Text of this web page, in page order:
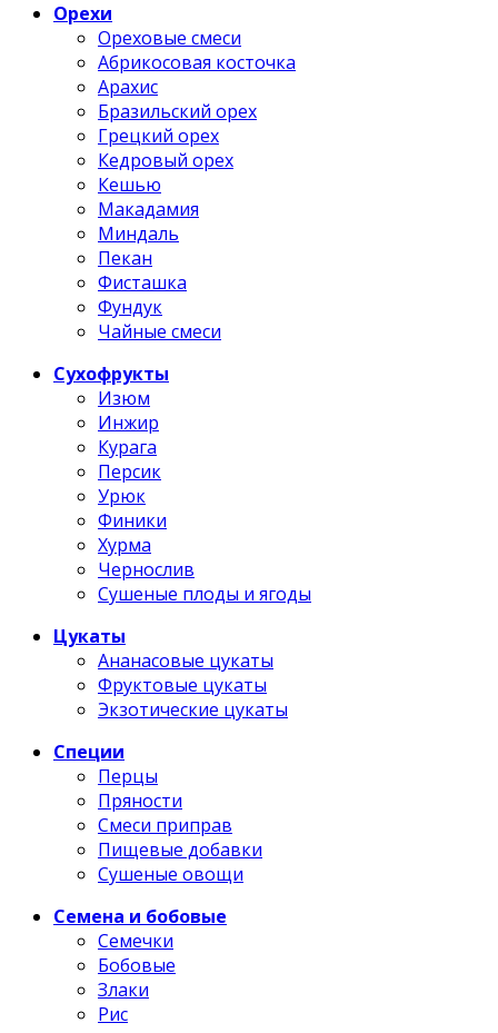
Орехи
Ореховые смеси
Абрикосовая косточка
Арахис
Бразильский орех
Грецкий орех
Кедровый орех
Кешью
Макадамия
Миндаль
Пекан
Фисташка
Фундук
Чайные смеси
Сухофрукты
Изюм
Инжир
Курага
Персик
Урюк
Финики
Хурма
Чернослив
Сушеные плоды и ягоды
Цукаты
Ананасовые цукаты
Фруктовые цукаты
Экзотические цукаты
Специи
Перцы
Пряности
Смеси приправ
Пищевые добавки
Сушеные овощи
Семена и бобовые
Семечки
Бобовые
Злаки
Рис